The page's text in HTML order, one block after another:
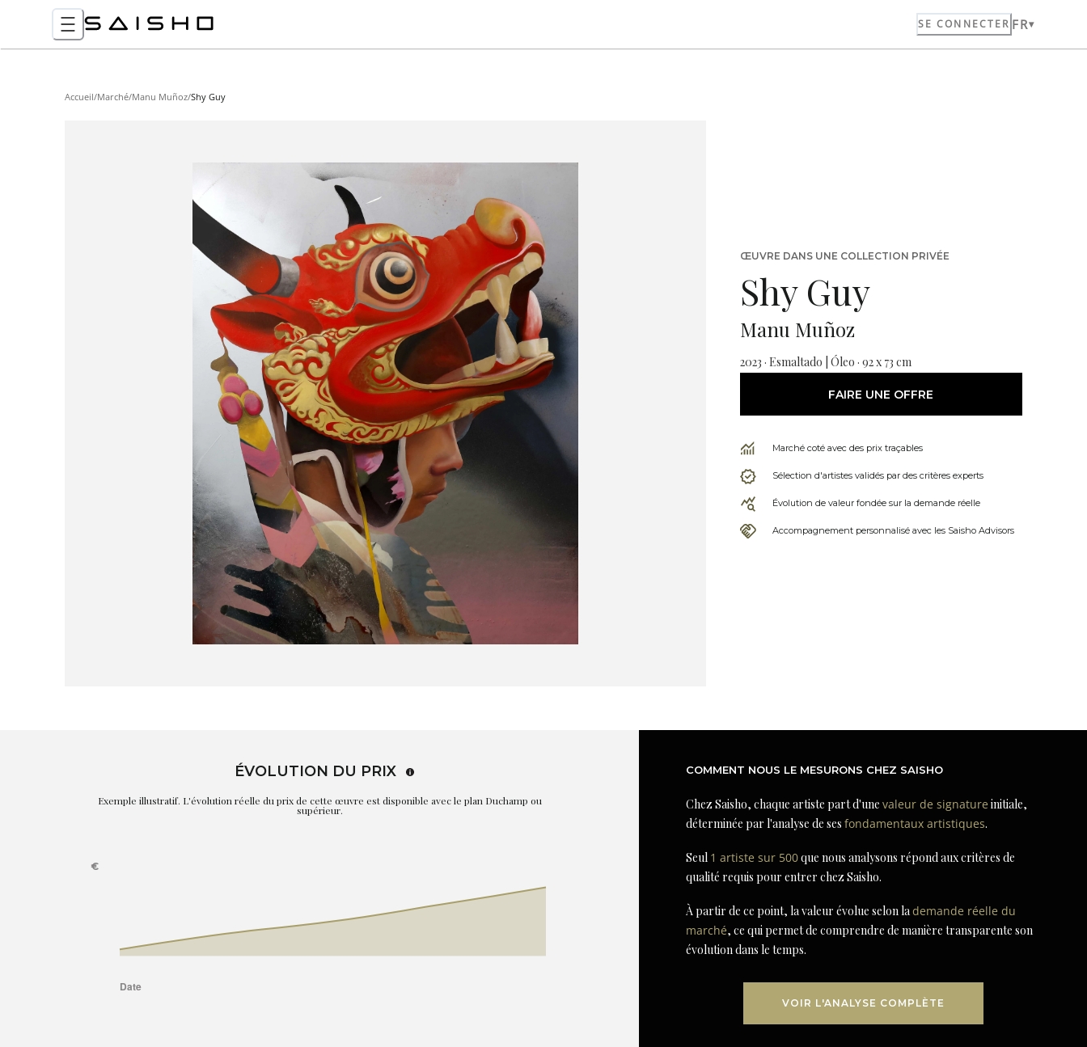
SE CONNECTER FR
Accueil/Marché/Manu Muñoz/Shy Guy
ŒUVRE DANS UNE COLLECTION PRIVÉE
Shy Guy
Manu Muñoz
2023 · Esmaltado | Óleo · 92 x 73 cm
FAIRE UNE OFFRE
Marché coté avec des prix traçables
Sélection d'artistes validés par des critères experts
Évolution de valeur fondée sur la demande réelle
Accompagnement personnalisé avec les Saisho Advisors
ÉVOLUTION DU PRIX
Exemple illustratif. L'évolution réelle du prix de cette œuvre est disponible avec le plan Duchamp ou
supérieur.
COMMENT NOUS LE MESURONS CHEZ SAISHO
Chez Saisho, chaque artiste part d'unevaleur de signature initiale,
déterminée par l'analyse de sesfondamentaux artistiques.
Seul 1 artiste sur 500que nous analysons répond aux critères de
qualité requis pour entrer chez Saisho.
À partir de ce point, la valeur évolue selon lademande réelle du
marché, ce qui permet de comprendre de manière transparente son
évolution dans le temps.
VOIR L'ANALYSE COMPLÈTE